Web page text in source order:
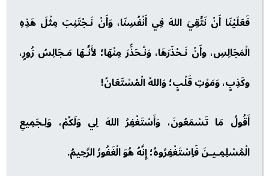
فَعَلَيْنَا أَنْ نَتَّقِيَ اللهَ فِي أَنْفُسِنَا، وَأَنْ نَـجْتَنِبَ مِثْلَ هَذِهِ
الْمَجَالِسِ، وأَنْ نَـحْذَرَهَا، وَنُـحَذِّرَ مِنْهَا؛ لأَنَّـهَا مَـجَالِسُ زُورٍ،
وكَذِبٍ، وَمَوْتِ قَلْبٍ؛ وَاللهُ الْمُسْتَعَانُ!
أَقُولُ مَا تَسْمَعُونَ، وَأَسْتَغْفِرُ اللهَ لِي وَلَكُمْ، وَلِـجَمِيعِ
الْمُسْلِمِـيـنَ فَاِسْتَغْفِرُوهُ؛ إِنَّهُ هُوَ الْغَفُورُ الرَّحِيمُ.